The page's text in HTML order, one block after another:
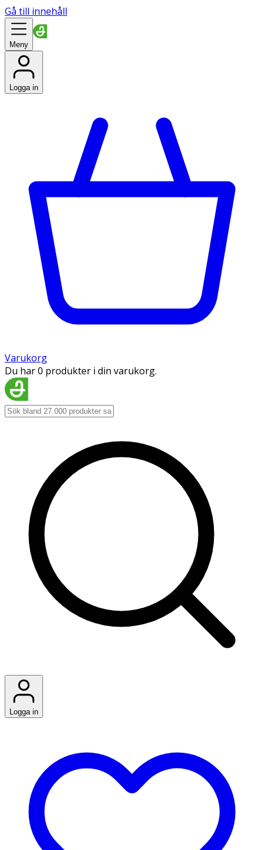
Gå till innehåll
Meny
Logga in
Varukorg
Du har 0 produkter i din varukorg.
Logga in